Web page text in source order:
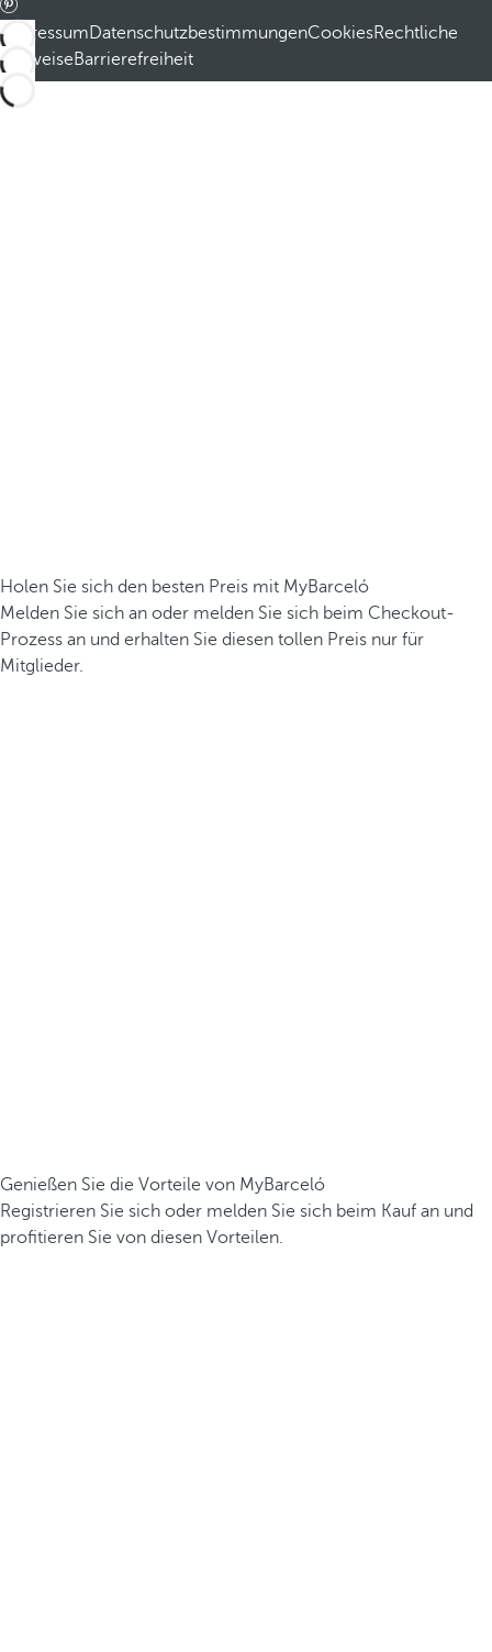
ImpressumDatenschutzbestimmungenCookiesRechtliche
HinweiseBarrierefreiheit
Holen Sie sich den besten Preis mit MyBarceló
Melden Sie sich an oder melden Sie sich beim Checkout-
Prozess an und erhalten Sie diesen tollen Preis nur für
Mitglieder.
Genießen Sie die Vorteile von MyBarceló
Registrieren Sie sich oder melden Sie sich beim Kauf an und
profitieren Sie von diesen Vorteilen.